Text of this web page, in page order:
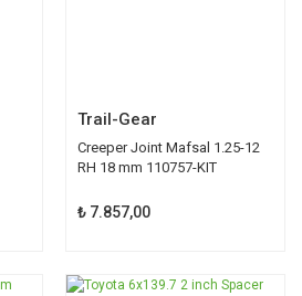
Trail-Gear
Creeper Joint Mafsal 1.25-12
RH 18 mm 110757-KIT
₺ 7.857,00